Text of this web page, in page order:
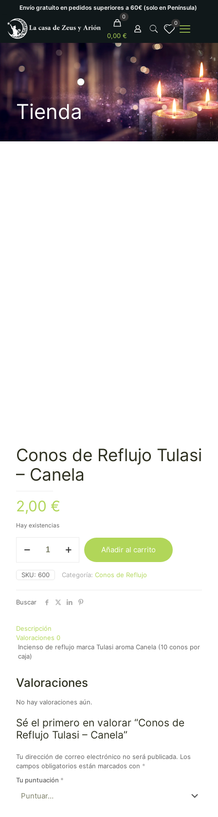
Envío gratuíto en pedidos superiores a 60€ (solo en Península)
0
0,00 €
0
Tienda
Conos de Reflujo Tulasi
– Canela
2,00 €
Hay existencias
Tulasi
-
Añadir al carrito
SKU: 600 Categoría: Conos de Reflujo
Buscar
Descripción
Valoraciones 0
Incienso de reflujo marca Tulasi aroma Canela (10 conos por
caja)
Valoraciones
No hay valoraciones aún.
Sé el primero en valorar “Conos de
Reflujo Tulasi – Canela”
Tu dirección de correo electrónico no será publicada. Los
campos obligatorios están marcados con *
Tu puntuación *